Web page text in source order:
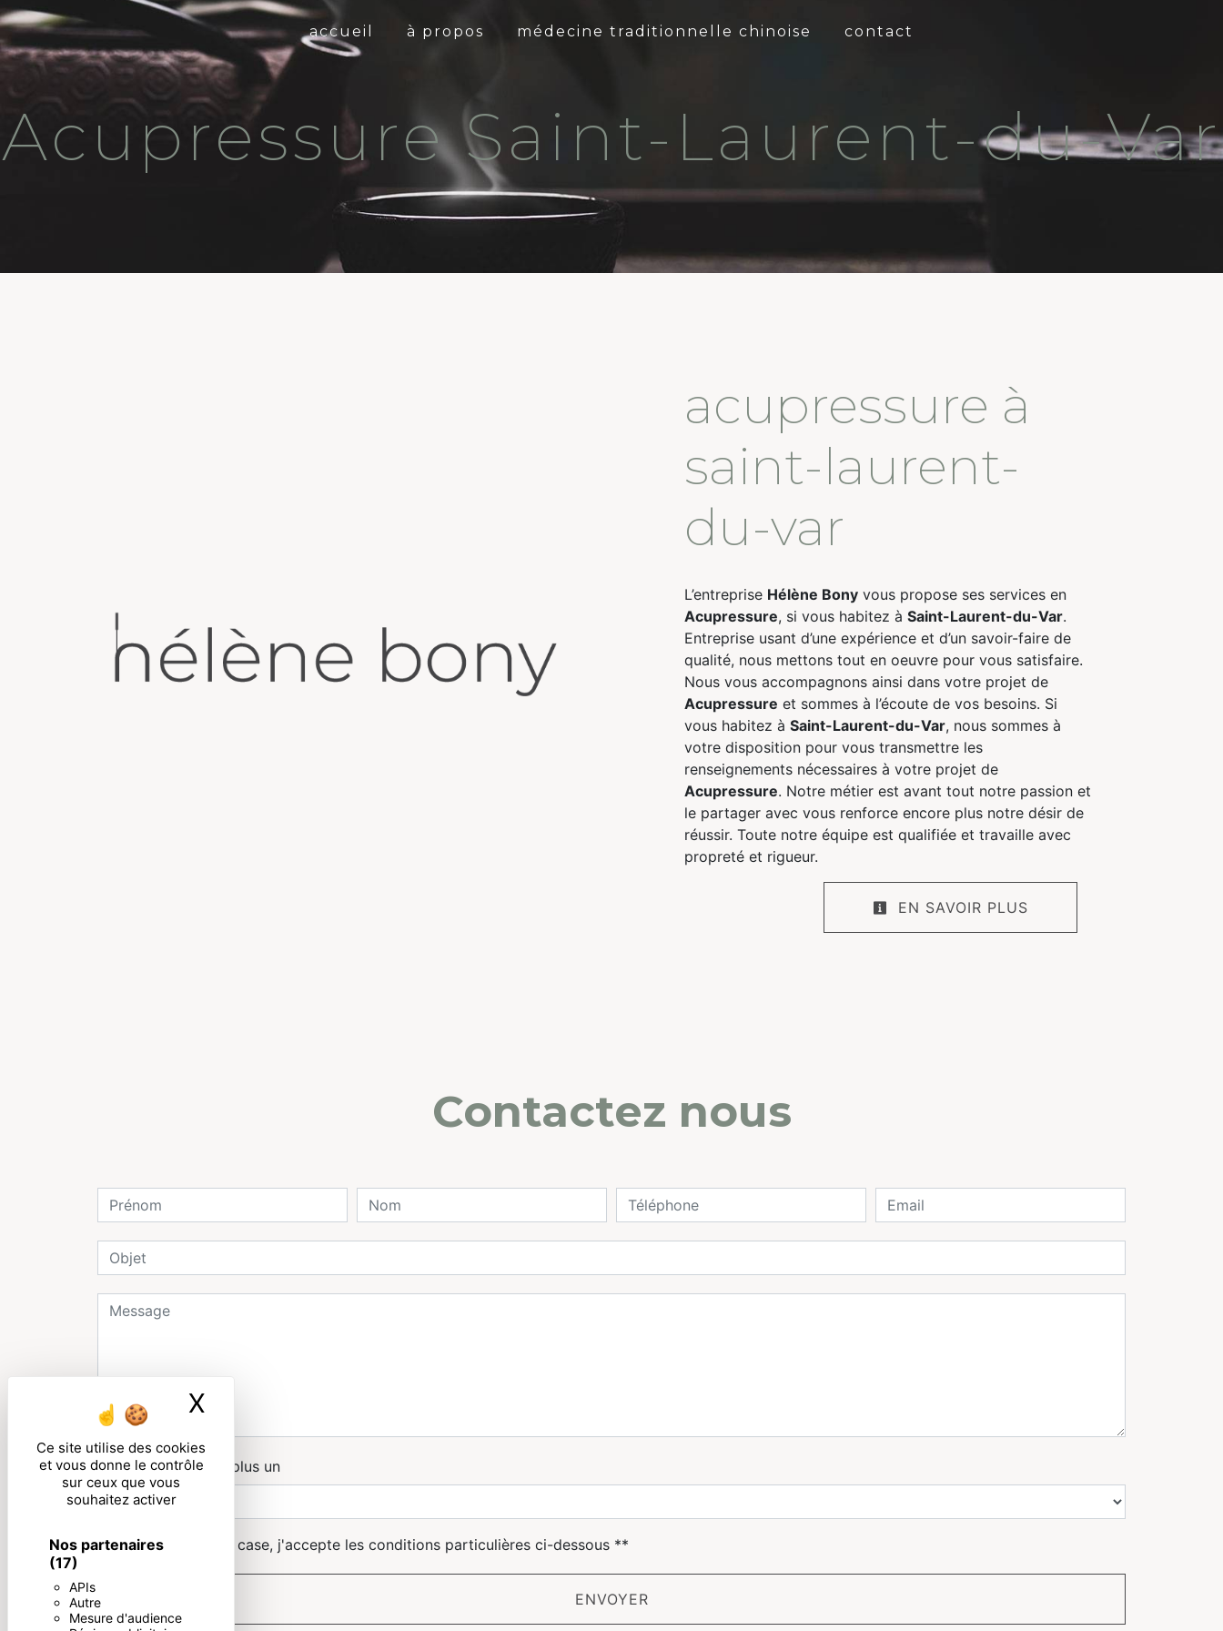
Panneau de gestion des cookies
Ce site utilise des cookies
et vous donne le contrôle
sur ceux que vous
souhaitez activer
Nos partenaires
(17)
APIs
Autre
Mesure d'audience
X
accueil à propos médecine traditionnelle chinoise contact
Acupressure Saint-Laurent-du-Var
acupressure à
saint-laurent-
du-var
L’entreprise Hélène Bony vous propose ses services en
Acupressure, si vous habitez à Saint-Laurent-du-Var.
Entreprise usant d’une expérience et d’un savoir-faire de
qualité, nous mettons tout en oeuvre pour vous satisfaire.
Nous vous accompagnons ainsi dans votre projet de
Acupressure et sommes à l’écoute de vos besoins. Si
vous habitez à Saint-Laurent-du-Var, nous sommes à
votre disposition pour vous transmettre les
renseignements nécessaires à votre projet de
Acupressure. Notre métier est avant tout notre passion et
le partager avec vous renforce encore plus notre désir de
réussir. Toute notre équipe est qualifiée et travaille avec
propreté et rigueur.
EN SAVOIR PLUS
Contactez nous
Combien font sept plus un
En cochant cette case, j'accepte les conditions particulières ci-dessous **
ENVOYER